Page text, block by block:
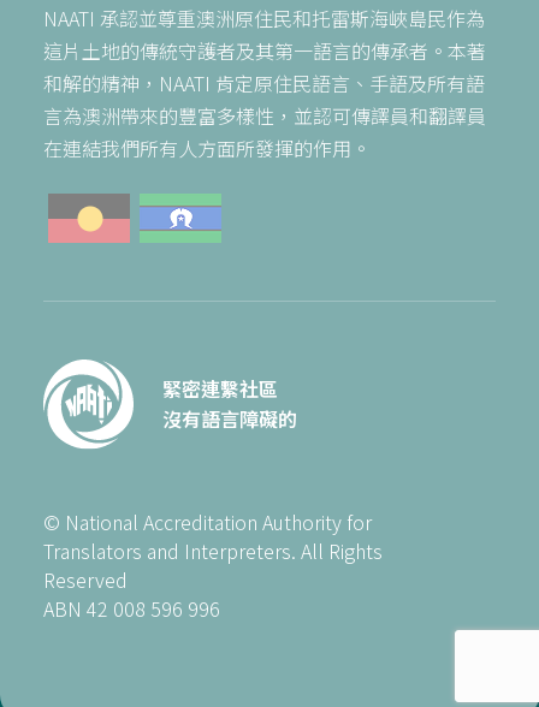
NAATI 承認並尊重澳洲原住民和托雷斯海峽島民作為
這片土地的傳統守護者及其第一語言的傳承者。本著
和解的精神，NAATI 肯定原住民語言、手語及所有語
言為澳洲帶來的豐富多樣性，並認可傳譯員和翻譯員
在連結我們所有人方面所發揮的作用。
緊密連繫社區
沒有語言障礙的
© National Accreditation Authority for
Translators and Interpreters. All Rights
Reserved
ABN 42 008 596 996